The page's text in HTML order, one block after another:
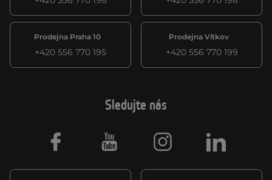
Prodejna Praha 10
+420 556 770 195
Prodejna Vítkov
+420 556 770 199
Sledujte nás
Facebook Youtube Instagram LinkedIn